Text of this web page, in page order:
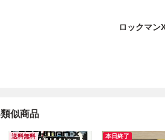
ロックマン
似商品
送料無料 本日終了